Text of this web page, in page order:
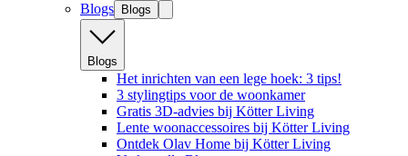
Blogs
Blogs
Blogs
Het inrichten van een lege hoek: 3 tips!
3 stylingtips voor de woonkamer
Gratis 3D-advies bij Kötter Living
Lente woonaccessoires bij Kötter Living
Ontdek Olav Home bij Kötter Living